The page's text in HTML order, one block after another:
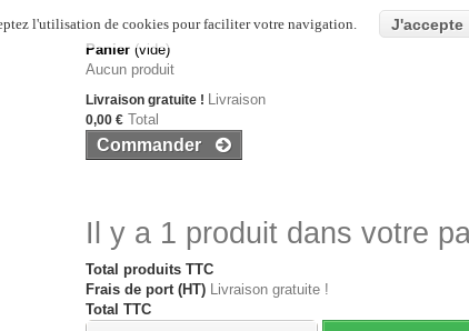
Panier (vide)
Aucun produit
Livraison gratuite ! Livraison
0,00 € Total
Commander
Il y a 1 produit dans votre
Total produits TTC
Frais de port (HT) Livraison gratuite !
Total TTC
l'utilisation de cookies pour faciliter votre navigation. J'accepte